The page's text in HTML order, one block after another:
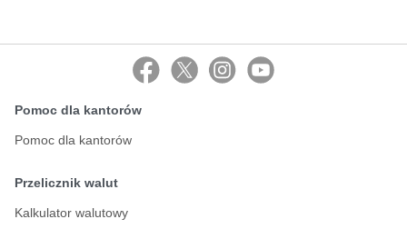
Pomoc dla kantorów
Pomoc dla kantorów
Przelicznik walut
Kalkulator walutowy